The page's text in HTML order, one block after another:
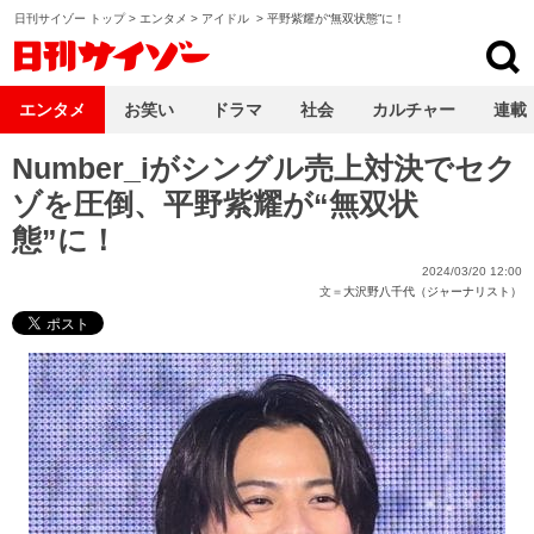
日刊サイゾー トップ> エンタメ > アイドル > 平野紫耀が“無双状態”に！
Number_iがシングル売上対決でセク
ゾを圧倒、平野紫耀が“無双状
態”に！
2024/03/20 12:00
文＝大沢野八千代（ジャーナリスト）
エンタメ お笑い ドラマ 社会 カルチャー 連載